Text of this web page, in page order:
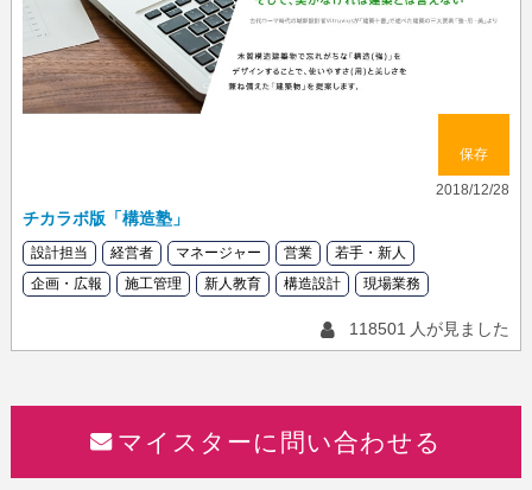
保存
2018/12/28
チカラボ版「構造塾」
設計担当 経営者 マネージャー 営業
若手・新人
企画・広報
施工管理 新人教育 構造設計 現場業務
118501 人が見ました
マイスターに問い合わせる